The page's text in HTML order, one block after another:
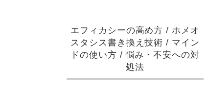
エフィカシーの高め方 / ホメオ
スタシス書き換え技術 / マイン
ドの使い方 /悩み・不安への対
処法